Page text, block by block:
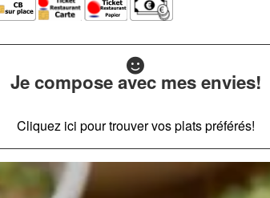
Je compose avec mes envies!
Cliquez ici pour trouver vos plats préférés!